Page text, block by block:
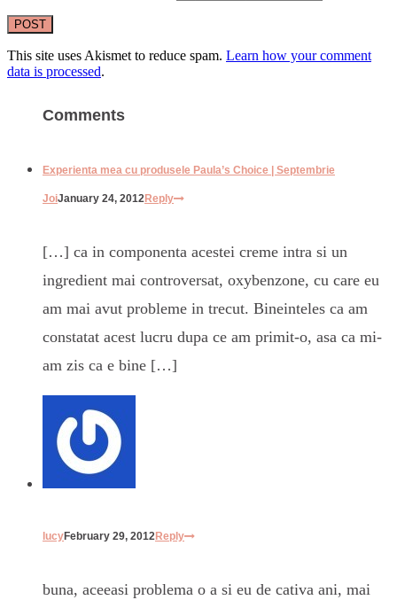
This site uses Akismet to reduce spam. Learn how your comment
data is processed.
Comments
Experienta mea cu produsele Paula’s Choice | Septembrie
JoiJanuary 24, 2012Reply
[…] ca in componenta acestei creme intra si un
ingredient mai controversat, oxybenzone, cu care eu
am mai avut probleme in trecut. Bineinteles ca am
constatat acest lucru dupa ce am primit-o, asa ca mi-
am zis ca e bine […]
lucyFebruary 29, 2012Reply
buna, aceeasi problema o a si eu de cativa ani, mai